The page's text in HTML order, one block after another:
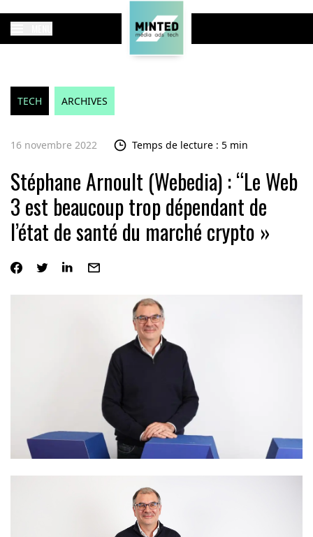
TECH ARCHIVES
16 novembre 2022 Temps de lecture : 5 min
Stéphane Arnoult (Webedia) : “Le Web
3 est beaucoup trop dépendant de
l’état de santé du marché crypto »